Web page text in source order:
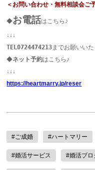
＜お問い合わせ・無料相談会ご
◆お電話はこちら♪
↓↓↓
TEL0724474213までお願いいた
◆ネット予約はこちら♪
↓↓↓
https://heartmarry.jp/reser
#ご成婚 #ハートマリー
#婚活サービス #婚活ブロ